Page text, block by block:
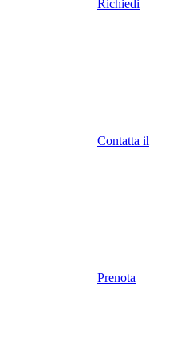
Richiedi
Contatta il
Prenota